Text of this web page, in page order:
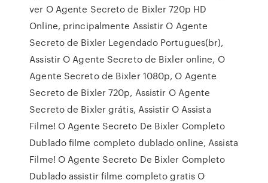
ver O Agente Secreto de Bixler 720p HD
Online, principalmente Assistir O Agente
Secreto de Bixler Legendado Portugues(br),
Assistir O Agente Secreto de Bixler online, O
Agente Secreto de Bixler 1080p, O Agente
Secreto de Bixler 720p, Assistir O Agente
Secreto de Bixler grátis, Assistir O Assista
Filme! O Agente Secreto De Bixler Completo
Dublado filme completo dublado online, Assista
Filme! O Agente Secreto De Bixler Completo
Dublado assistir filme completo gratis O